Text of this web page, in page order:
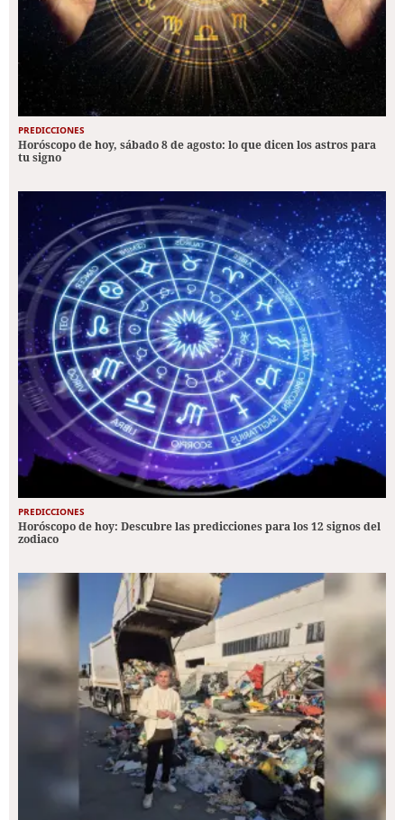
PREDICCIONES
Horóscopo de hoy, sábado 8 de agosto: lo que dicen los astros para
tu signo
PREDICCIONES
Horóscopo de hoy: Descubre las predicciones para los 12 signos del
zodiaco